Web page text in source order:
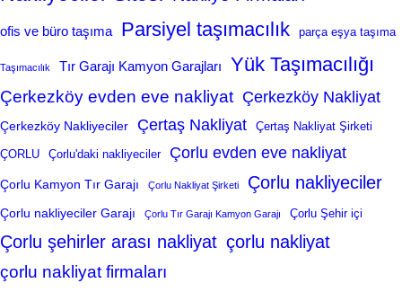
ofis ve büro taşıma Parsiyel taşımacılık parça eşya taşıma
Taşımacılık Tır Garajı Kamyon Garajları Yük Taşımacılığı
Çerkezköy evden eve nakliyat Çerkezköy Nakliyat
Çerkezköy Nakliyeciler Çertaş Nakliyat Çertaş Nakliyat Şirketi
ÇORLU Çorlu'daki nakliyeciler Çorlu evden eve nakliyat
Çorlu Kamyon Tır Garajı Çorlu Nakliyat Şirketi Çorlu nakliyeciler
Çorlu nakliyeciler Garajı Çorlu Tır Garajı Kamyon Garajı Çorlu Şehir içi
Çorlu şehirler arası nakliyat çorlu nakliyat
çorlu nakliyat firmaları